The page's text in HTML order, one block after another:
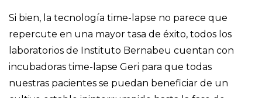
Si bien, la tecnología time-lapse no parece que
repercute en una mayor tasa de éxito, todos los
laboratorios de Instituto Bernabeu cuentan con
incubadoras time-lapse Geri para que todas
nuestras pacientes se puedan beneficiar de un